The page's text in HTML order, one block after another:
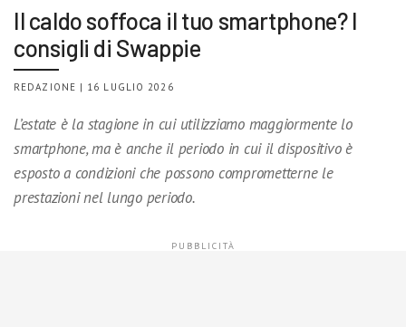
Il caldo soffoca il tuo smartphone? I
consigli di Swappie
REDAZIONE | 16 LUGLIO 2026
L’estate è la stagione in cui utilizziamo maggiormente lo
smartphone, ma è anche il periodo in cui il dispositivo è
esposto a condizioni che possono comprometterne le
prestazioni nel lungo periodo.